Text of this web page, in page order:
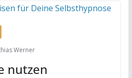
Werner
nutzen